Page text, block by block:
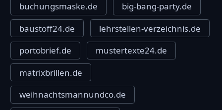
buchungsmaske.de
big-bang-party.de
baustoff24.de
lehrstellen-verzeichnis.de
portobrief.de
mustertexte24.de
matrixbrillen.de
weihnachtsmannundco.de